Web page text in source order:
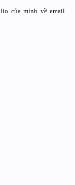
của mình về email